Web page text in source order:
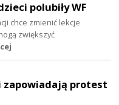
polubiły WF
chce zmienić lekcje
zwiększyć
zapowiadają protest